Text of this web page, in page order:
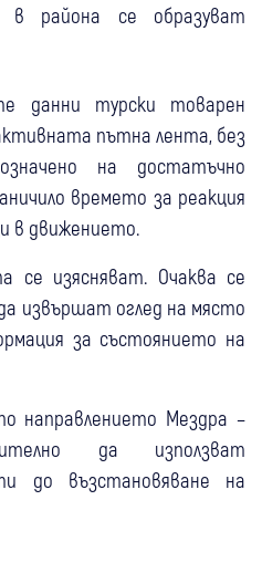
в района се образуват
данни турски товарен
пътна лента, без
на достатъчно
времето за реакция
в движението.
се изясняват. Очаква се
извършат оглед на място
за състоянието на
направлението Мездра –
да използват
до възстановяване на